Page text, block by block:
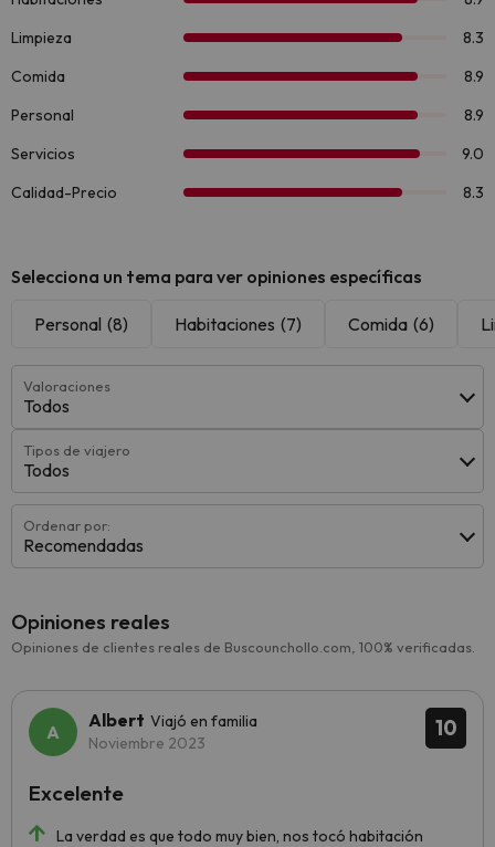
Selecciona un tema para ver opiniones específicas
Personal (8) Habitaciones (7) Comida (6)
Valoraciones
Todos
Tipos de viajero
Todos
Ordenar por:
Recomendadas
Opiniones reales
Opiniones de clientes reales de Buscounchollo.com, 100% verificadas.
10
Albert Viajó en familia
Noviembre 2023
La verdad es que todo muy bien, nos tocó habitación
Excelente